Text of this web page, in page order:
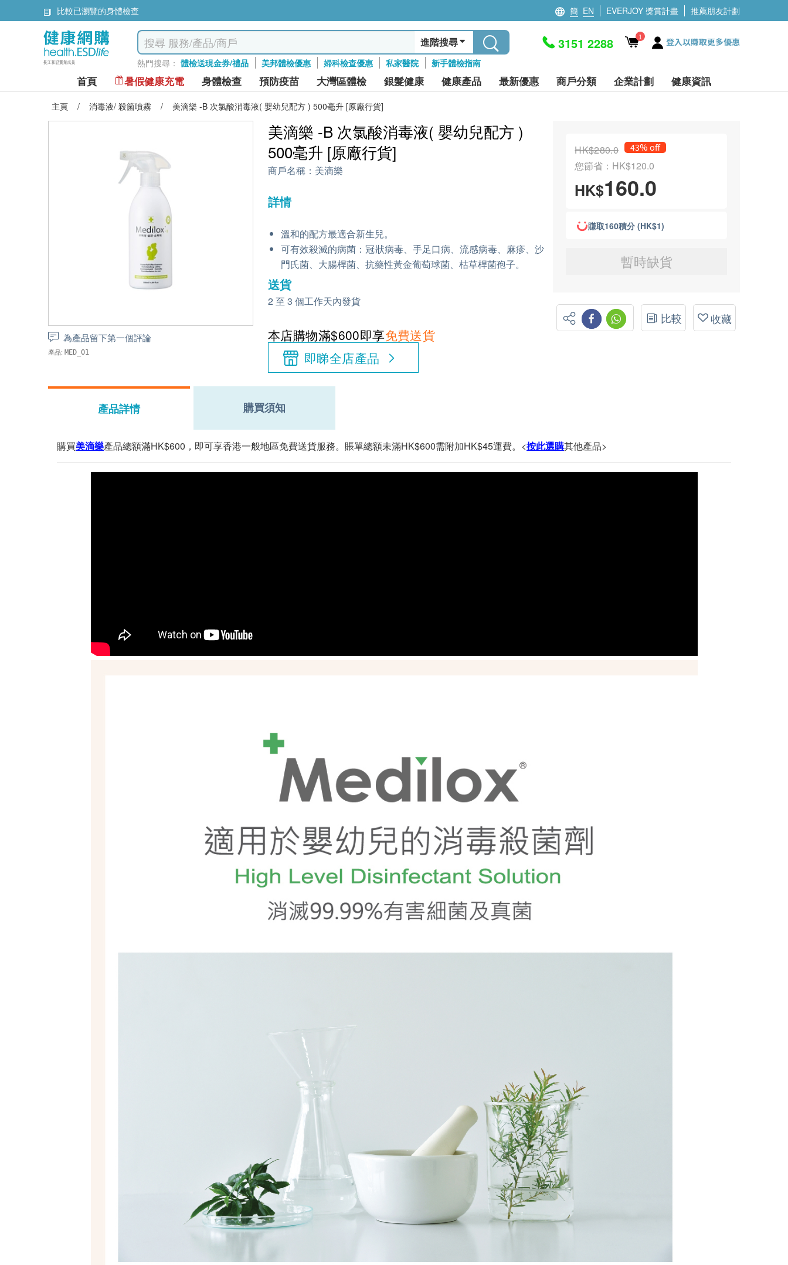
比較已瀏覽的身體檢查 簡 EN EVERJOY 獎賞計畫 推薦朋友計劃
進階搜尋
熱門搜尋： 體檢送現金券/禮品 美邦體檢優惠 婦科檢查優惠 私家醫院 新手體檢指南
3151 2288 1 登入以賺取更多優惠
首頁 暑假健康充電 身體檢查 預防疫苗 大灣區體檢 銀髮健康 健康產品 最新優惠 商戶分類 企業計劃 健康資訊
主頁 / 消毒液/ 殺箘噴霧 / 美滴樂 -B 次氯酸消毒液( 嬰幼兒配方 ) 500毫升 [原廠行貨]
為產品留下第一個評論
產品: MED_01
美滴樂 -B 次氯酸消毒液( 嬰幼兒配方 )
500毫升 [原廠行貨]
商戶名稱： 美滴樂
詳情
溫和的配方最適合新生兒。
可有效殺滅的病菌：冠狀病毒、手足口病、流感病毒、麻疹、沙
門氏菌、大腸桿菌、抗藥性黃金葡萄球菌、枯草桿菌孢子。
送貨
2 至 3 個工作天內發貨
本店購物滿$600即享免費送貨
即睇全店產品
HK$280.0 43% off
您節省：HK$120.0
HK$160.0
賺取160積分 (HK$1)
暫時缺貨
比較 收藏
產品詳情 購買須知
購買美滴樂產品總額滿HK$600，即可享香港一般地區免費送貨服務。賬單總額未滿HK$600需附加HK$45運費。<按此選購其他產品>